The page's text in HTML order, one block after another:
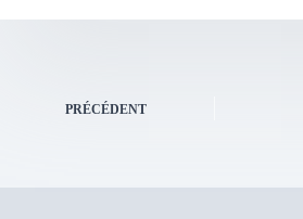
PRÉCÉDENT